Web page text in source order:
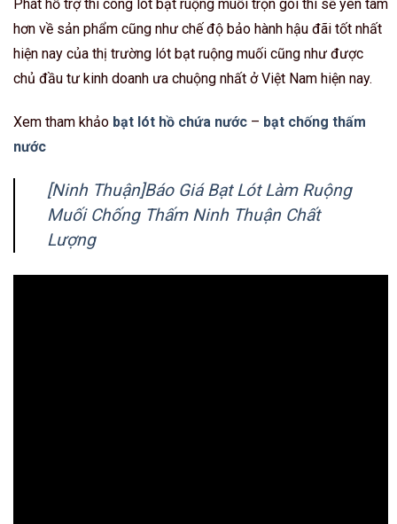
Phát hỗ trợ thi công lót bạt ruộng muối trọn gói thì sẽ yên tâm
hơn về sản phẩm cũng như chế độ bảo hành hậu đãi tốt nhất
hiện nay của thị trường lót bạt ruộng muối cũng như được
chủ đầu tư kinh doanh ưa chuộng nhất ở Việt Nam hiện nay.
Xem tham khảo bạt lót hồ chứa nước – bạt chống thấm
nước
[Ninh Thuận]Báo Giá Bạt Lót Làm Ruộng
Muối Chống Thấm Ninh Thuận Chất
Lượng